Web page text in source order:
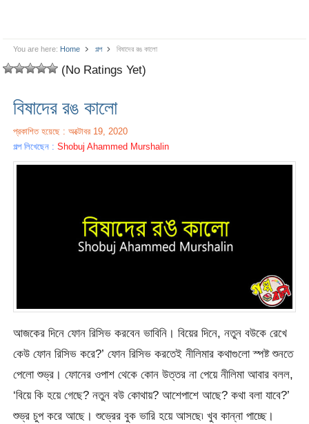
You are here: Home গল্প বিষাদের রঙ কালো
(No Ratings Yet)
বিষাদের রঙ কালো
প্রকাশিত হয়েছে : অক্টোবর 19, 2020
গল্প লিখেছেন :Shobuj Ahammed Murshalin
আজকের দিনে ফোন রিসিভ করবেন ভাবিনি। বিয়ের দিনে, নতুন বউকে রেখে
কেউ ফোন রিসিভ করে?’ ফোন রিসিভ করতেই নীলিমার কথাগুলো স্পষ্ট শুনতে
পেলো শুভ্র। ফোনের ওপাশ থেকে কোন উত্তর না পেয়ে নীলিমা আবার বলল,
‘বিয়ে কি হয়ে গেছে? নতুন বউ কোথায়? আশেপাশে আছে? কথা বলা যাবে?’
শুভ্র চুপ করে আছে। শুভ্রের বুক ভারি হয়ে আসছে৷ খুব কান্না পাচ্ছে।